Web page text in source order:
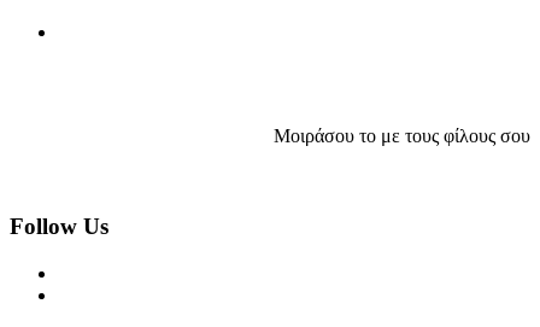
Μοιράσου το με τους φίλους σου
Follow Us